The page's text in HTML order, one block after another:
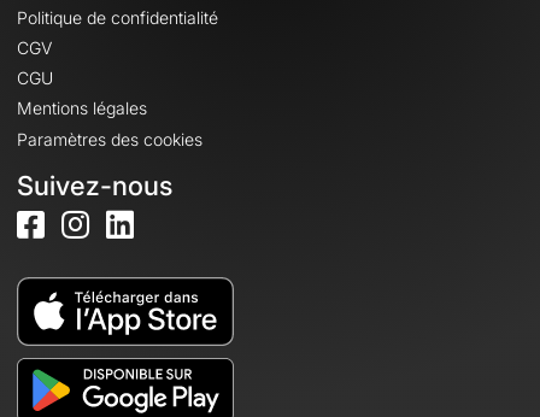
Politique de confidentialité
CGV
CGU
Mentions légales
Paramètres des cookies
Suivez-nous